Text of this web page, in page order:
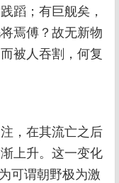
蹈；有巨舰矣，
焉傅？故无新物
被人吞割，何复
，在其流亡之后
上升。这一变化
可谓朝野极为激